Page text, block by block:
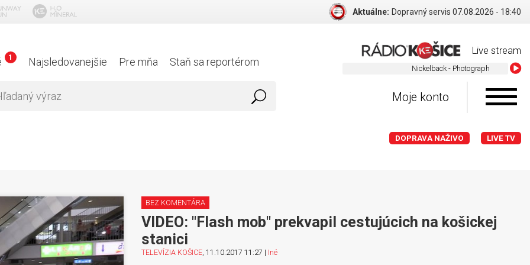
Aktuálne: Dopravný servis 07.08.2026 - 18:40
Live stream
Nickelback - Photograph
1 Najsledovanejšie Pre mňa Staň sa reportérom
Moje konto
DOPRAVA NAŽIVO LIVE TV
BEZ KOMENTÁRA
VIDEO: "Flash mob" prekvapil cestujúcich na košickej
stanici
TELEVÍZIA KOŠICE , 11.10.2017 11:27 | Iné